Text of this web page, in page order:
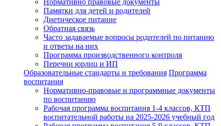
Нормативно правовые документы
Памятки для детей и родителей
Диетическое питание
Обратная связь
Часто задаваемые вопросы родителей по питанию
и ответы на них
Программа производственного контроля
Перечни юрлиц и ИП
Образовательные стандарты и требования Программа
воспитания
Нормативно-правовые и программные документы
по воспитанию
Рабочая программа воспитания 1-4 классов, КТП
воспитательной работы на 2025-2026 учебный год